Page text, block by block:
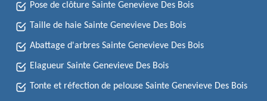
Pose de clôture Sainte Genevieve Des Bois
Taille de haie Sainte Genevieve Des Bois
Abattage d'arbres Sainte Genevieve Des Bois
Elagueur Sainte Genevieve Des Bois
Tonte et réfection de pelouse Sainte Genevieve Des Bois